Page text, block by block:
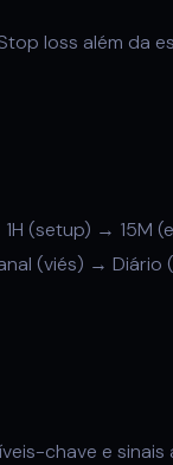
loss além da
(setup) → 15M
(viés) → Diário
chave e sinais